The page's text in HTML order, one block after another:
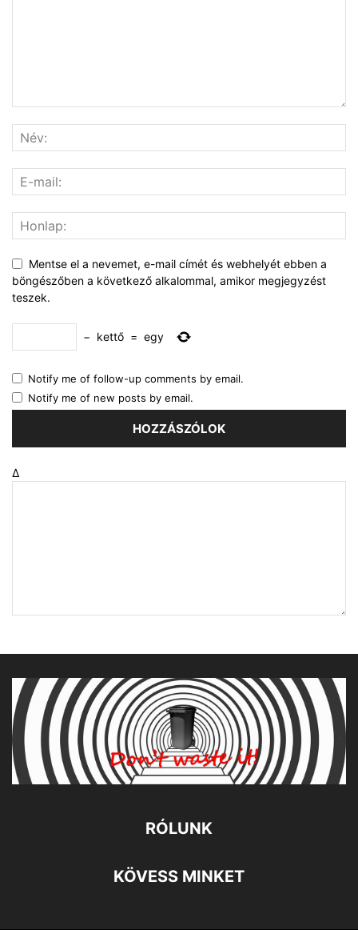
Mentse el a nevemet, e-mail címét és webhelyét ebben a
böngészőben a következő alkalommal, amikor megjegyzést
teszek.
− kettő = egy
Notify me of follow-up comments by email.
Notify me of new posts by email.
Δ
RÓLUNK
KÖVESS MINKET